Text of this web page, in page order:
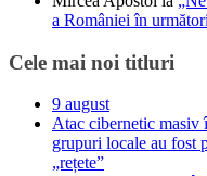
a României în
Cele mai noi titluri
9 august
Atac cibernetic masiv
grupuri locale au fost
„rețete”